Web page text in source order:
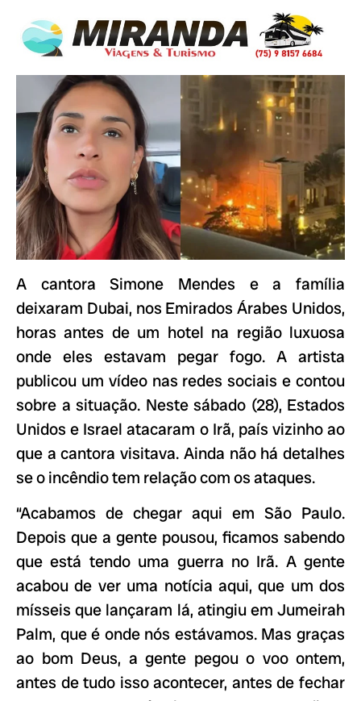
A cantora Simone Mendes e a família
deixaram Dubai, nos Emirados Árabes Unidos,
horas antes de um hotel na região luxuosa
onde eles estavam pegar fogo. A artista
publicou um vídeo nas redes sociais e contou
sobre a situação. Neste sábado (28), Estados
Unidos e Israel atacaram o Irã, país vizinho ao
que a cantora visitava. Ainda não há detalhes
se o incêndio tem relação com os ataques.
“Acabamos de chegar aqui em São Paulo.
Depois que a gente pousou, ficamos sabendo
que está tendo uma guerra no Irã. A gente
acabou de ver uma notícia aqui, que um dos
mísseis que lançaram lá, atingiu em Jumeirah
Palm, que é onde nós estávamos. Mas graças
ao bom Deus, a gente pegou o voo ontem,
antes de tudo isso acontecer, antes de fechar